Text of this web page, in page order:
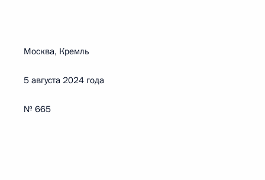
Москва, Кремль
5 августа 2024 года
№ 665